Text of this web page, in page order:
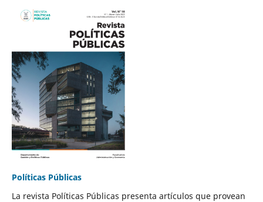
Políticas Públicas
La revista Políticas Públicas presenta artículos que provean